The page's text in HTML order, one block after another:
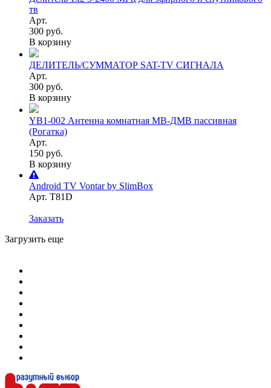
тв
Арт.
300 руб.
В корзину
ДЕЛИТЕЛЬ/СУММАТОР SAT-TV СИГНАЛА
Арт.
300 руб.
В корзину
YB1-002 Антенна комнатная МВ-ДМВ пассивная
(Рогатка)
Арт.
150 руб.
В корзину
Android TV Vontar by SlimBox
Арт. T81D
Заказать
Загрузить еще